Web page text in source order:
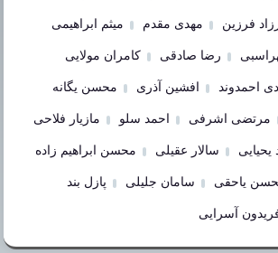
فرزین مهدی مقدم میثم ابراهیمی
رضا صادقی کامران مولایی
احمدوند افشین آذری محسن یگانه
مرتضی اشرفی احمد سلو مازیار فلاحی
یحیایی سالار عقیلی محسن ابراهیم زاده
یاحقی سامان جلیلی پازل بند
آسرایی